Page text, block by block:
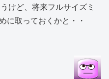
けど、将来フルサイズミ
に取っておくかと・・